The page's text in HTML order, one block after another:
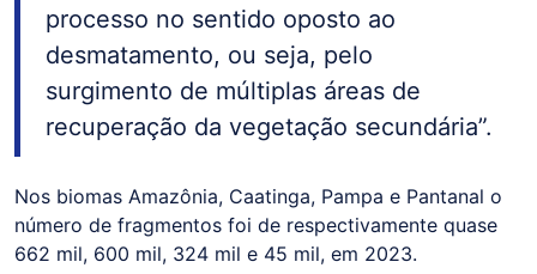
processo no sentido oposto ao
desmatamento, ou seja, pelo
surgimento de múltiplas áreas de
recuperação da vegetação secundária”.
Nos biomas Amazônia, Caatinga, Pampa e Pantanal o
número de fragmentos foi de respectivamente quase
662 mil, 600 mil, 324 mil e 45 mil, em 2023.